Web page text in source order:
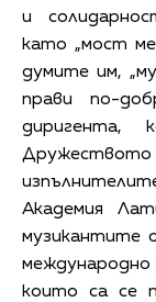
и
като „мост
думите им,
прави по-
диригента,
Академия
музикантите
международно
които са се